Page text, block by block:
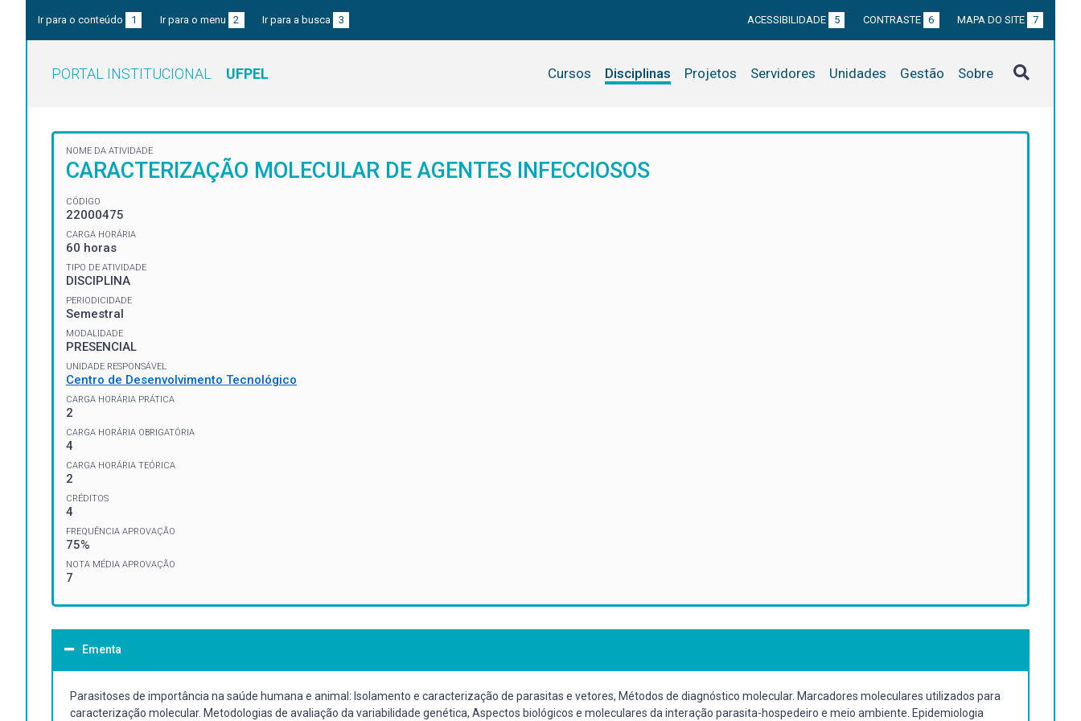
Ir para o conteúdo 1 Ir para o menu 2 Ir para a busca 3 ACESSIBILIDADE 5 CONTRASTE 6 MAPA DO SITE 7
PORTAL INSTITUCIONAL UFPEL Cursos Disciplinas Projetos Servidores Unidades Gestão Sobre
NOME DA ATIVIDADE
CARACTERIZAÇÃO MOLECULAR DE AGENTES INFECCIOSOS
CÓDIGO
22000475
CARGA HORÁRIA
60 horas
TIPO DE ATIVIDADE
DISCIPLINA
PERIODICIDADE
Semestral
MODALIDADE
PRESENCIAL
UNIDADE RESPONSÁVEL
Centro de Desenvolvimento Tecnológico
CARGA HORÁRIA PRÁTICA
2
CARGA HORÁRIA OBRIGATÓRIA
4
CARGA HORÁRIA TEÓRICA
2
CRÉDITOS
4
FREQUÊNCIA APROVAÇÃO
75%
NOTA MÉDIA APROVAÇÃO
7
Ementa
Parasitoses de importância na saúde humana e animal: Isolamento e caracterização de parasitas e vetores, Métodos de diagnóstico molecular. Marcadores moleculares utilizados para
caracterização molecular. Metodologias de avaliação da variabilidade genética, Aspectos biológicos e moleculares da interação parasita-hospedeiro e meio ambiente. Epidemiologia